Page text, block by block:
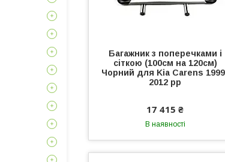
Багажник з поперечками і
сіткою (100см на 120см)
Чорний для Kia Carens
2012 рр
17 415 ₴
В наявності